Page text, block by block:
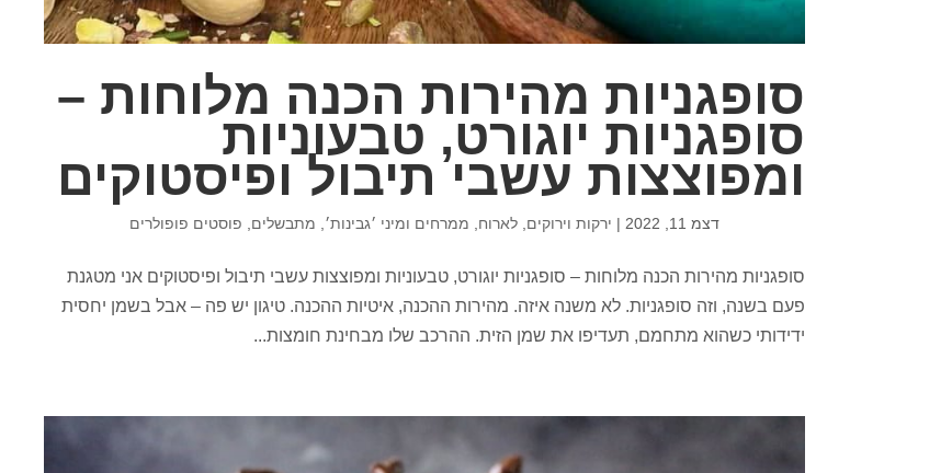
סופגניות מהירות הכנה מלוחות –
סופגניות יוגורט, טבעוניות
ומפוצצות עשבי תיבול ופיסטוקים
דצמ 11, 2022 | ירקות וירוקים,לארוח, ממרחים ומיני ׳גבינות׳, מתבשלים, פוסטים פופולרים
סופגניות מהירות הכנה מלוחות – סופגניות יוגורט, טבעוניות ומפוצצות עשבי תיבול ופיסטוקים אני מטגנת
פעם בשנה, וזה סופגניות. לא משנה איזה. מהירות ההכנה, איטיות ההכנה. טיגון יש פה – אבל בשמן יחסית
ידידותי כשהוא מתחמם, תעדיפו את שמן הזית. ההרכב שלו מבחינת חומצות...